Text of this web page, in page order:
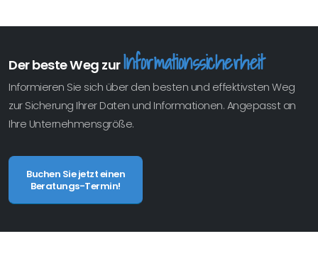
Der beste Weg zurInformationssicherheit
Informieren Sie sich über den besten und effektivsten Weg
zur Sicherung Ihrer Daten und Informationen. Angepasst an
Ihre Unternehmensgröße.
Buchen Sie jetzt einen
Beratungs-Termin!